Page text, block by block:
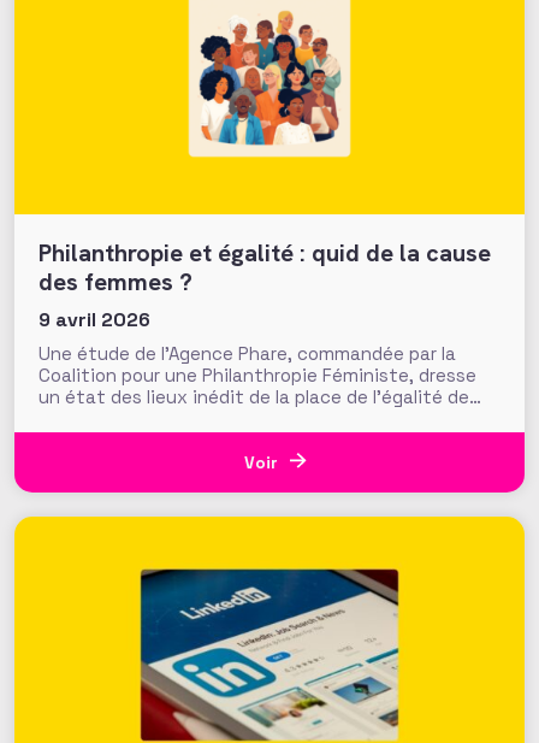
Philanthropie et égalité : quid de la cause
des femmes ?
9 avril 2026
Une étude de l’Agence Phare, commandée par la
Coalition pour une Philanthropie Féministe, dresse
un état des lieux inédit de la place de l’égalité de
24 mars dernier lors d’une journée d’échanges à la
Fondation de France, les résultats invitent à
Voir